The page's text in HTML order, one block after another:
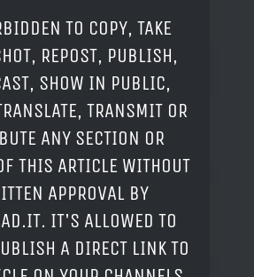
TO COPY, TAKE
REPOST, PUBLISH,
SHOW IN PUBLIC,
TRANSMIT OR
ANY SECTION OR
THIS ARTICLE WITHOUT
APPROVAL BY
IT'S ALLOWED TO
A DIRECT LINK TO